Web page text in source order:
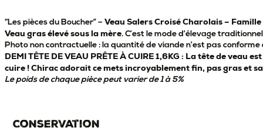
“Les pièces du Boucher” – Veau Salers Croisé Charolais –
Veau gras élevé sous la mère. C’est le mode d’élevage
Photo non contractuelle : la quantité de viande n’est pas
DEMI TÊTE DE VEAU PRÊTE À CUIRE 1,6KG : La tête de veau
cuire ! Chirac adorait ce mets incroyablement fin, pas gras et
Le poids de chaque pièce peut varier de 1 à 5%
Conservation